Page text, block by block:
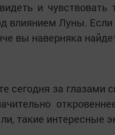
и чувствовать
влиянием Луны.
вы наверняка
сегодня за глазами
такие интересные